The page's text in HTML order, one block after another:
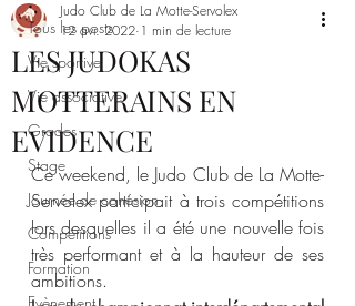
Tous les posts
Vie sportive
Vie associative
Grades
Stage
Journée de cohésion
Compétitions
Formation
LES JUDOKAS
MOTTERAINS EN
EVIDENCE
Judo Club de La Motte-Servolex
12 avr. 2022 1 min de lecture
Ce weekend, le Judo Club de La Motte-
Servolex participait à trois compétitions
lors desquelles il a été une nouvelle fois
très performant et à la hauteur de ses
ambitions.